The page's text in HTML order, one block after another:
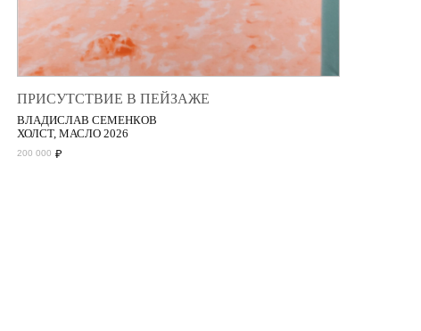
ПРИСУТСТВИЕ В ПЕЙЗАЖЕ
ВЛАДИСЛАВ СЕМЕНКОВ
ХОЛСТ, МАСЛО 2026
200 000 ₽